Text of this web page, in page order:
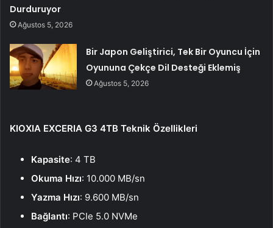
Durduruyor
Ağustos 5, 2026
Bir Japon Geliştirici, Tek Bir Oyuncu İçin
Oyununa Çekçe Dil Desteği Eklemiş
Ağustos 5, 2026
KIOXIA EXCERIA G3 4TB Teknik Özellikleri
Kapasite: 4 TB
Okuma Hızı: 10.000 MB/sn
Yazma Hızı: 9.600 MB/sn
Bağlantı: PCIe 5.0 NVMe